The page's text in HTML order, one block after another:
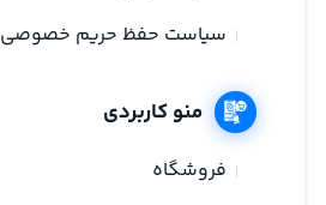
سیاست حفظ حریم خصوصی
منو کاربردی
فروشگاه